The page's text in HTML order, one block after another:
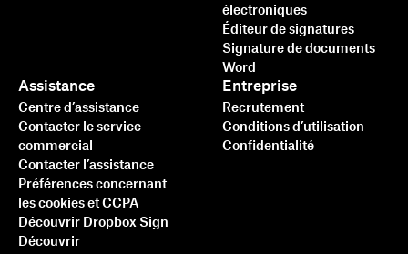
électroniques
Éditeur de signatures
Signature de documents
Word
Assistance
Centre d’assistance
Contacter le service
commercial
Contacter l’assistance
Préférences concernant
les cookies et CCPA
Découvrir Dropbox Sign
Découvrir
Entreprise
Recrutement
Conditions d’utilisation
Confidentialité